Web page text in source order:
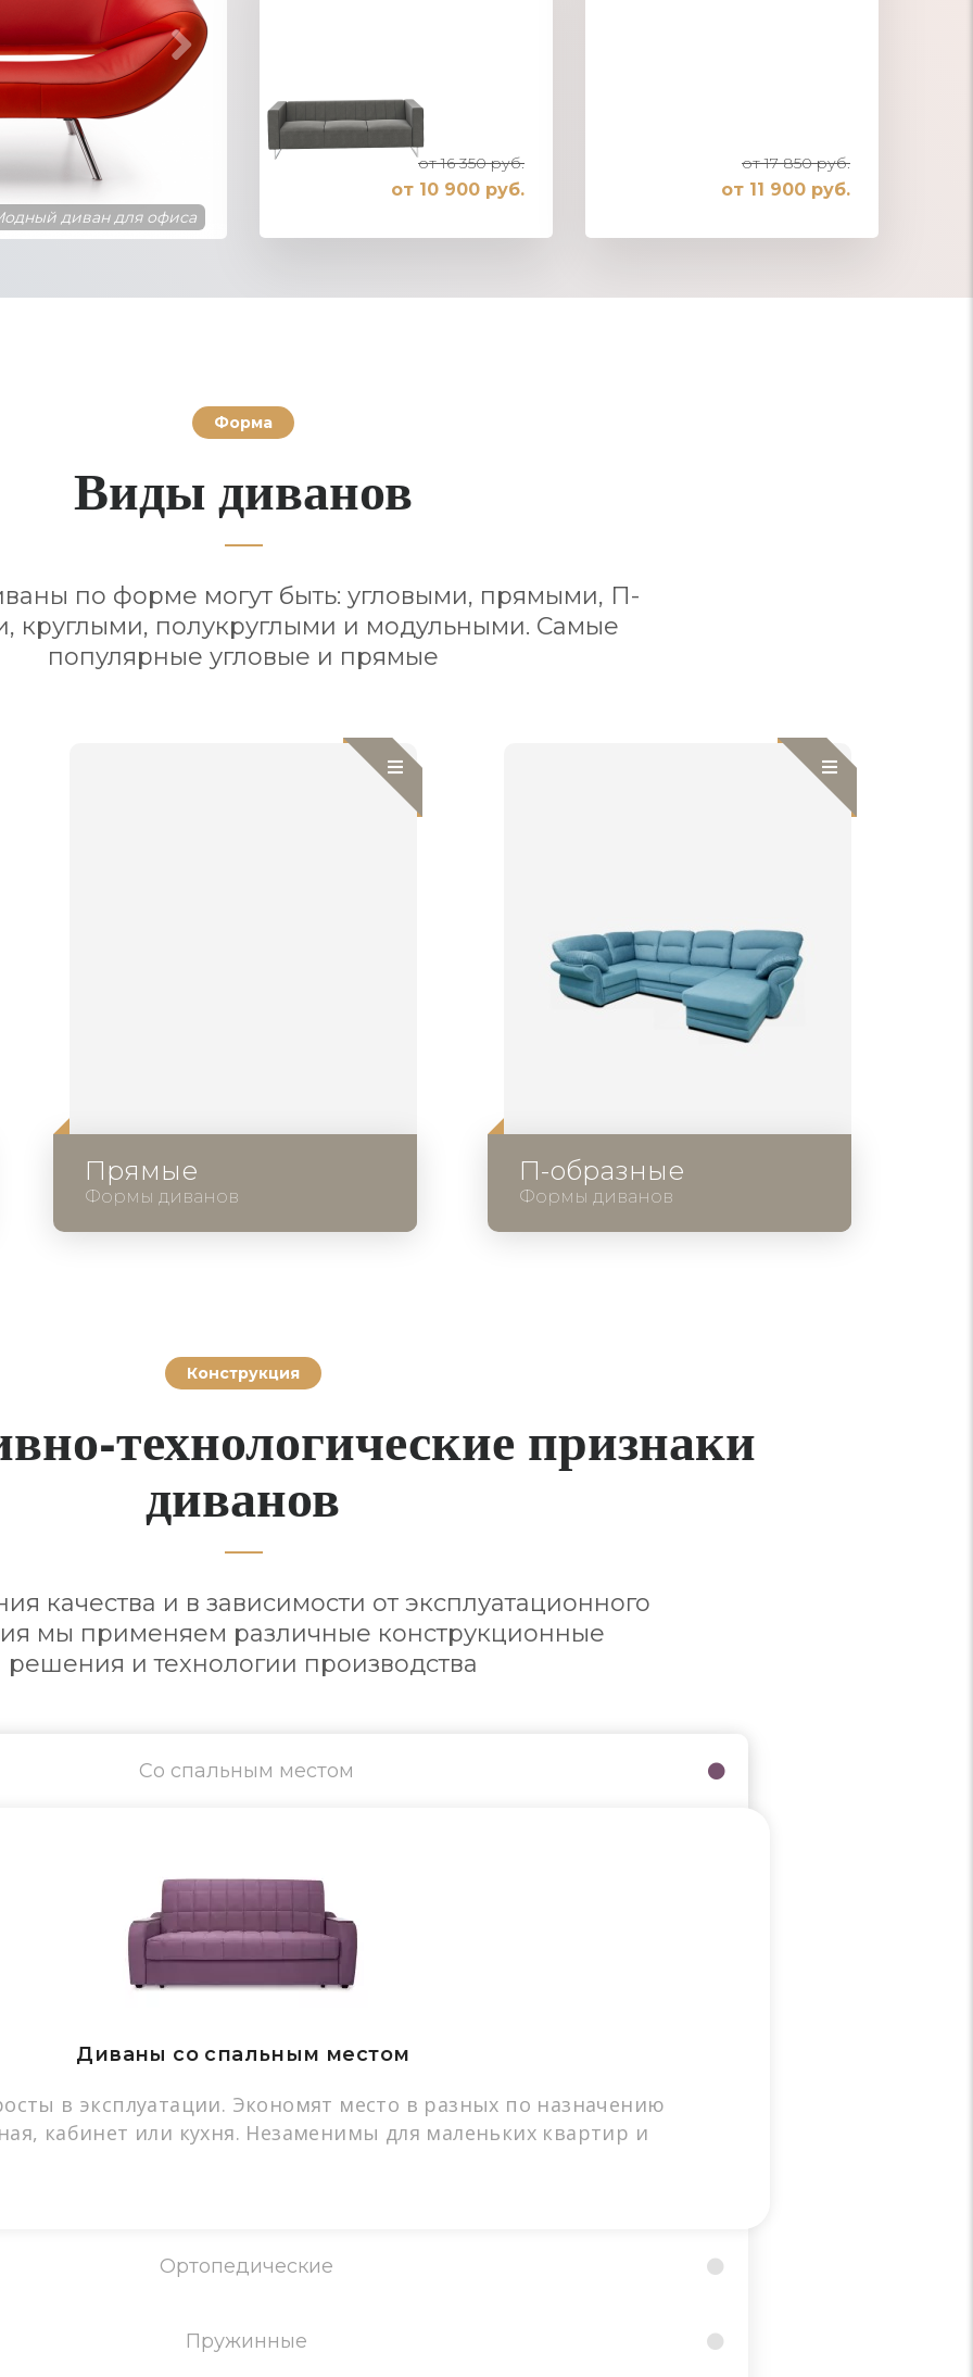
диван для офиса
от 16 350 руб.
от 10 900 руб.
от 17 850 руб.
от 11 900 руб.
Форма
Виды диванов
по форме могут быть: угловыми, прямыми, П-
круглыми, полукруглыми и модульными. Самые
популярные угловые и прямые
Прямые
Формы диванов
П-образные
Формы диванов
Конструкция
технологические признаки
диванов
качества и в зависимости от эксплуатационного
мы применяем различные конструкционные
решения и технологии производства
Со спальным местом
Диваны со спальным местом
в эксплуатации. Экономят место в разных по назначению
кабинет или кухня. Незаменимы для маленьких квартир и
Ортопедические
Пружинные